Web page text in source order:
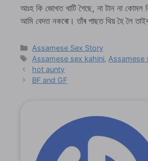
আঃহ কি জোখত খাটি গৈছে, না টান না
আমি বেদত নকৰো। তাঁৰ পাছত থিয় হৈ লৈ
Categories
Assamese Sex Story
Tags
Assamese sex kahini, Assamese
hot aunty
BF and GF